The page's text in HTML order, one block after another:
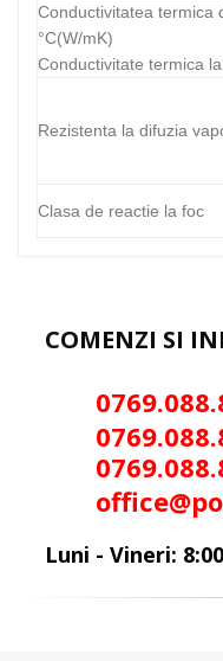
Conductivitatea termica
°C(W/mK)
Conductivitate termica
Rezistenta la difuzia
Clasa de reactie la foc
COMENZI SI
0
0
Luni - Vineri: